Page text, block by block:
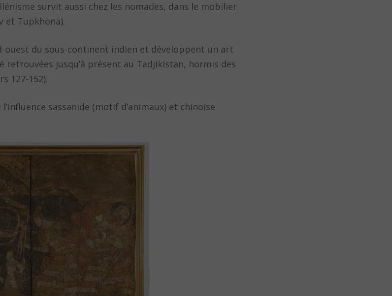
survit aussi chez les nomades, dans le mobilier
et Tupkhona).
ouest du sous-continent indien et développent un art
retrouvées jusqu’à présent au Tadjikistan, hormis des
127-152).
sassanide (motif d’animaux) et chinoise